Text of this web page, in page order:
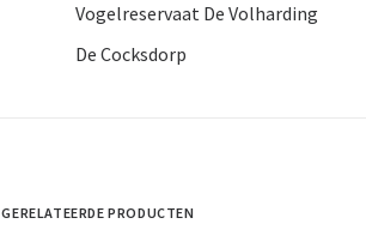
Vogelreservaat De Volharding
De Cocksdorp
GERELATEERDE PRODUCTEN